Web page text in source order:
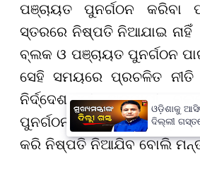
ପଞ୍ଚାୟତ ପୁନର୍ଗଠନ କରିବା
ସ୍ତରରେ ନିଷ୍ପତି ନିଆଯାଇ ନାହିଁ
ବ୍ଲକ ଓ ପଞ୍ଚାୟତ ପୁନର୍ଗଠନ
ସେହି ସମୟରେ ପ୍ରଚଳିତ ନୀତି
ନିର୍ଦ୍ଦେଶାବଳୀ ଅନୁଯାୟୀ
ପୁନର୍ଗଠନ ପାଇଁ ଆସିଥିବା
କରି ନିଷ୍ପତି ନିଆଯିବ ବୋଲି
ଓଡ଼ିଶାକୁ
ଦିଲ୍ଲୀ
ମୁଖ୍ୟମନ୍ତ୍ରୀ